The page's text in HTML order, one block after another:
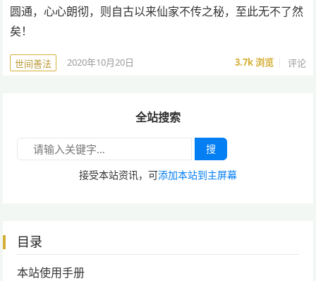
圆通，心心朗彻，则自古以来仙家不传之秘，至此无不了然
矣！
世间善法 2020年10月20日 3.7k浏览 评论
全站搜索
搜
接受本站资讯，可添加本站到主屏幕
目录
本站使用手册